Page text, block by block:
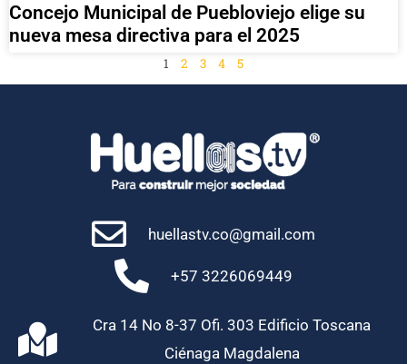
Concejo Municipal de Puebloviejo elige su
nueva mesa directiva para el 2025
1 2 3 4 5
huellastv.co@gmail.com
+57 3226069449
Cra 14 No 8-37 Ofi. 303 Edificio Toscana
Ciénaga Magdalena